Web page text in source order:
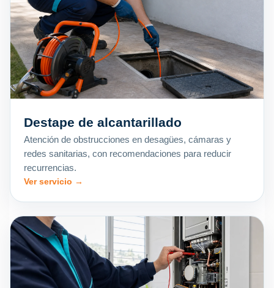
Destape de alcantarillado
Atención de obstrucciones en desagües, cámaras y
redes sanitarias, con recomendaciones para reducir
recurrencias.
Ver servicio →